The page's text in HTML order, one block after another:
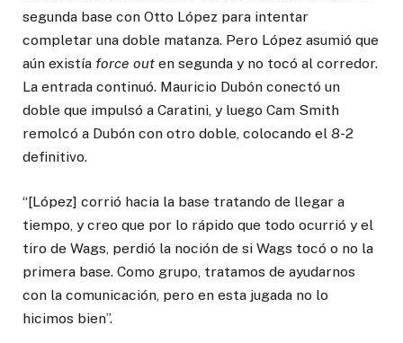
segunda base con Otto López para intentar
completar una doble matanza. Pero López asumió que
aún existía force out en segunda y no tocó al corredor.
La entrada continuó. Mauricio Dubón conectó un
doble que impulsó a Caratini, y luego Cam Smith
remolcó a Dubón con otro doble, colocando el 8-2
definitivo.
“[López] corrió hacia la base tratando de llegar a
tiempo, y creo que por lo rápido que todo ocurrió y el
tiro de Wags, perdió la noción de si Wags tocó o no la
primera base. Como grupo, tratamos de ayudarnos
con la comunicación, pero en esta jugada no lo
hicimos bien”.